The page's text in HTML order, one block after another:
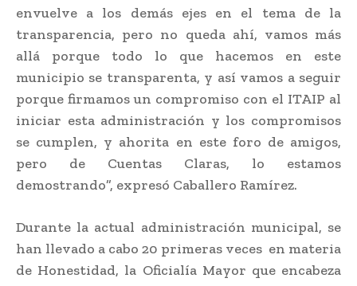
envuelve a los demás ejes en el tema de la
transparencia, pero no queda ahí, vamos más
allá porque todo lo que hacemos en este
municipio se transparenta, y así vamos a seguir
porque firmamos un compromiso con el ITAIP al
iniciar esta administración y los compromisos
se cumplen, y ahorita en este foro de amigos,
pero de Cuentas Claras, lo estamos
demostrando”, expresó Caballero Ramírez.
Durante la actual administración municipal, se
han llevado a cabo 20 primeras veces en materia
de Honestidad, la Oficialía Mayor que encabeza